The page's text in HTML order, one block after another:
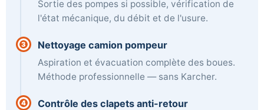
Sortie des pompes si possible, vérification de
l'état mécanique, du débit et de l'usure.
3 Nettoyage camion pompeur
Aspiration et évacuation complète des boues.
Méthode professionnelle — sans Karcher.
4 Contrôle des clapets anti-retour